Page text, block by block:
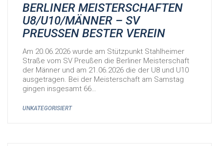
BERLINER MEISTERSCHAFTEN
U8/U10/MÄNNER – SV
PREUSSEN BESTER VEREIN
Am 20.06.2026 wurde am Stützpunkt Stahlheimer
Straße vom SV Preußen die Berliner Meisterschaft
der Männer und am 21.06.2026 die der U8 und U10
ausgetragen. Bei der Meisterschaft am Samstag
gingen insgesamt 66…
UNKATEGORISIERT